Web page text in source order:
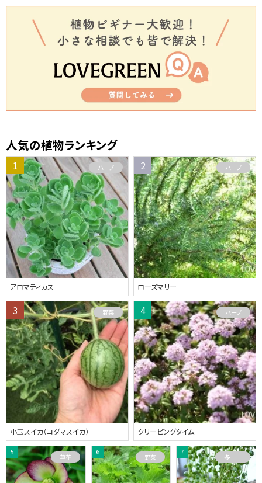
人気の植物ランキング
アロマティカス
ハーブ
ローズマリー
ハーブ
小玉スイカ（コダマスイカ）
野菜
クリーピングタイム
ハーブ
草花 野菜 多肉植物